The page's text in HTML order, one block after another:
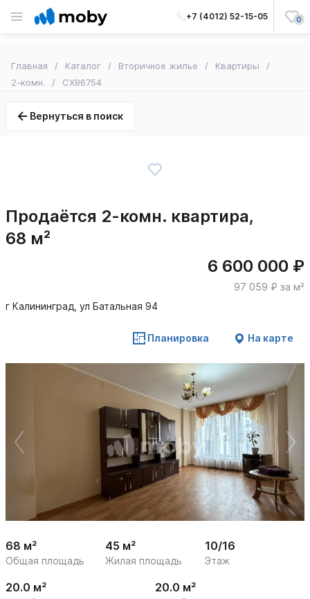
+7 (4012) 52-15-05 0
Главная Каталог Вторичное жилье
Квартиры
2-комн.
CX86754
Вернуться в поиск
Продаётся 2-комн. квартира,
68 м²
6 600 000 ₽
97 059 ₽ за м²
г Калининград, ул Батальная 94
Планировка На карте
1
/
21
68 м²
Общая площадь
45 м²
Жилая площадь
10/16
Этаж
20.0 м² 20.0 м²